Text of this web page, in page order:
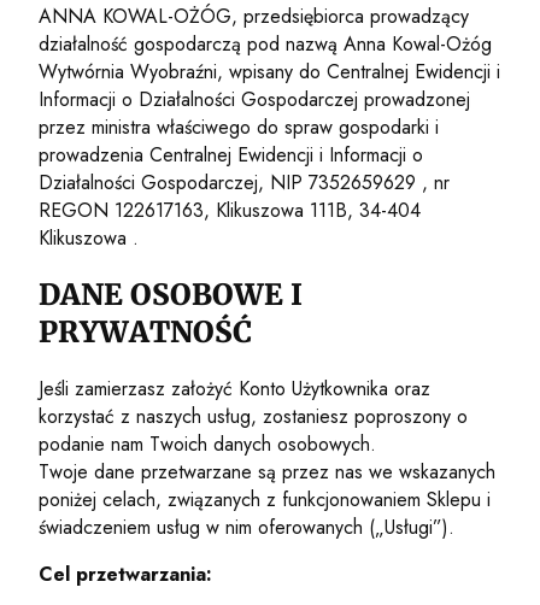
ANNA KOWAL-OŻÓG, przedsiębiorca prowadzący
działalność gospodarczą pod nazwą Anna Kowal-Ożóg
Wytwórnia Wyobraźni, wpisany do Centralnej Ewidencji i
Informacji o Działalności Gospodarczej prowadzonej
przez ministra właściwego do spraw gospodarki i
prowadzenia Centralnej Ewidencji i Informacji o
Działalności Gospodarczej, NIP 7352659629 , nr
REGON 122617163, Klikuszowa 111B, 34-404
Klikuszowa .
DANE OSOBOWE I
PRYWATNOŚĆ
Jeśli zamierzasz założyć Konto Użytkownika oraz
korzystać z naszych usług, zostaniesz poproszony o
podanie nam Twoich danych osobowych.
Twoje dane przetwarzane są przez nas we wskazanych
poniżej celach, związanych z funkcjonowaniem Sklepu i
świadczeniem usług w nim oferowanych („Usługi”).
Cel przetwarzania: